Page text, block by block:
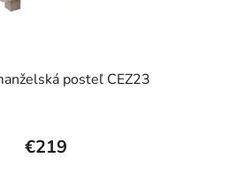
posteľ CEZ23
€219